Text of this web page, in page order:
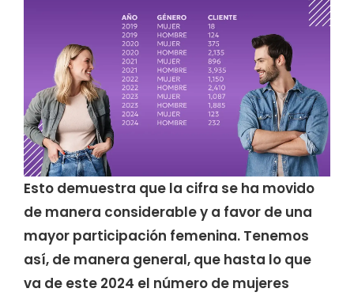
Esto demuestra que la cifra se ha movido
de manera considerable y a favor de una
mayor participación femenina. Tenemos
así, de manera general, que hasta lo que
va de este 2024 el número de mujeres